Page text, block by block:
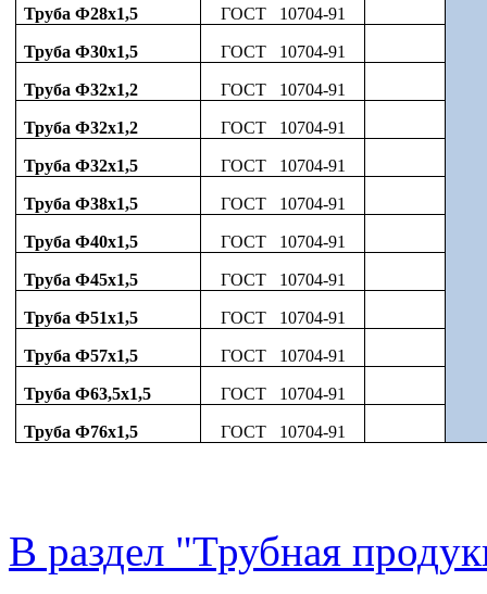
Труба Ф28х1,5 ГОСТ 10704-91
Труба Ф30х1,5 ГОСТ 10704-91
Труба Ф32х1,2 ГОСТ 10704-91
Труба Ф32х1,2 ГОСТ 10704-91
Труба Ф32х1,5 ГОСТ 10704-91
Труба Ф38х1,5 ГОСТ 10704-91
Труба Ф40х1,5 ГОСТ 10704-91
Труба Ф45х1,5 ГОСТ 10704-91
Труба Ф51х1,5 ГОСТ 10704-91
Труба Ф57х1,5 ГОСТ 10704-91
Труба Ф63,5х1,5 ГОСТ 10704-91
Труба Ф76х1,5 ГОСТ 10704-91
В раздел "Трубная